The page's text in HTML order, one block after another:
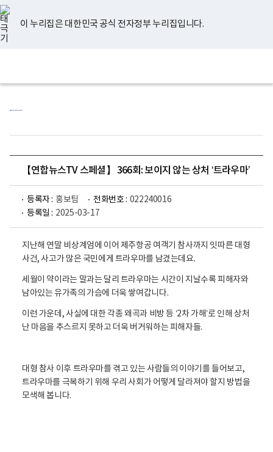
너
비
767px
이
하
이 누리집은 대한민국 공식 전자정부 누리집입니다.
지
검
메
홈
【연합뉴스TV 스페셜】 366회: 보이지 않는 상처 ‘트라우마’
등록자 : 홍보팀 전화번호 : 022240016
등록일 : 2025-03-17
지난해 연말 비상계엄에 이어 제주항공 여객기 참사까지 잇따른 대형
사건, 사고가 많은 국민에게 트라우마를 남겼는데요.
세월이 약이라는 말과는 달리 트라우마는 시간이 지날수록 피해자와
남아있는 유가족의 가슴에 더욱 쌓여갑니다.
이런 가운데, 사실에 대한 각종 왜곡과 비방 등 ‘2차 가해’로 인해 상처
난 마음을 추스르지 못하고 더욱 버거워하는 피해자들.
대형 참사 이후 트라우마를 겪고 있는 사람들의 이야기를 들어보고,
트라우마를 극복하기 위해 우리 사회가 어떻게 달라져야 할지 방법을
모색해 봅니다.
유
튜
브
페
이
스
북
인
스
타
그
램
블
로
그